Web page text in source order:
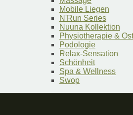
Mobile Liegen
N'Run Series
Nuuna Kollektion
Physiotherapie &
Podologie
Relax-Sensation
Schönheit
Spa & Wellness
Swop